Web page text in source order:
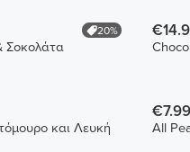
20%
Σοκολάτα
και Λευκή
€7.99
All